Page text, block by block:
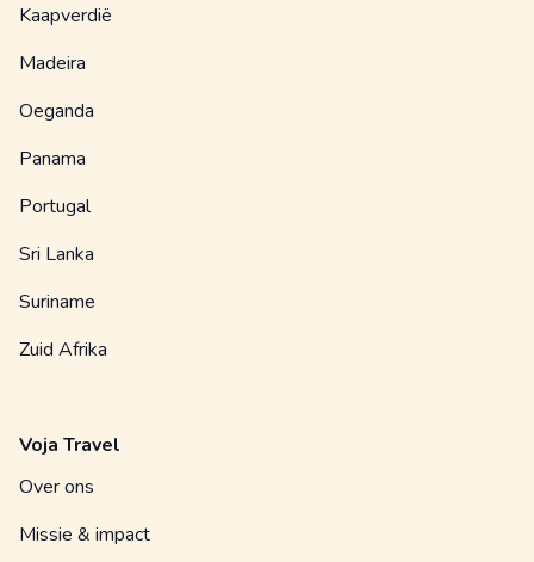
Kaapverdië
Madeira
Oeganda
Panama
Portugal
Sri Lanka
Suriname
Zuid Afrika
Voja Travel
Over ons
Missie & impact